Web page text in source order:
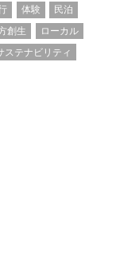
体験
民泊
創生
ローカル
ステナビリティ